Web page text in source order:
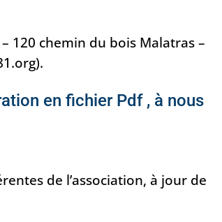
120 chemin du bois Malatras –
en fichier Pdf , à nous
de l’association, à jour de